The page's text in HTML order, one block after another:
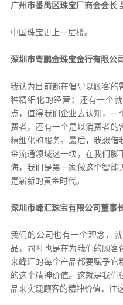
广州市番禺区珠宝厂商会会长
中国珠宝更上一层楼。
深圳市粤鹏金珠宝金行有限公
我认为目前都在倡导以顾客的
种精细化的经营；还有一个
点，值得我们企业去认知，
费者，还有一个是以消费者的
精细化的服务。最后，我想借
金流通领域这一块，在我们脚
海，我们是第一家做这个智能
是崭新的黄金时代。
深圳市峰汇珠宝有限公司董事
我们的公司也有一个理念，
品，同时也是在为我们的顾
来峰汇的每个产品都要赋予它
的这个精神价值。这就是我们
品来实现顾客的精神价值，往